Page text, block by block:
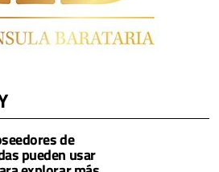
de
pueden usar